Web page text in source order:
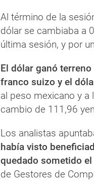
Al término de la
dólar se cambiaba a
última sesión, y por
El dólar ganó
franco suizo y el
al peso mexicano y a
cambio de 111,96
Los analistas
había visto
quedado sometido el
de Gestores de